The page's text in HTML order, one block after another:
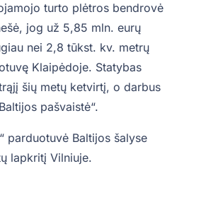
turto plėtros bendrovė
jog už 5,85 mln. eurų
nei 2,8 tūkst. kv. metrų
Klaipėdoje. Statybas
šių metų ketvirtį, o darbus
pašvaistė“.
parduotuvė Baltijos šalyse
lapkritį Vilniuje.